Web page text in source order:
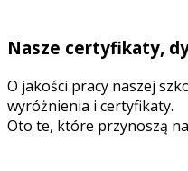
Nasze certyfikaty,
O jakości pracy naszej
wyróżnienia i certyfikaty.
Oto te, które przynoszą